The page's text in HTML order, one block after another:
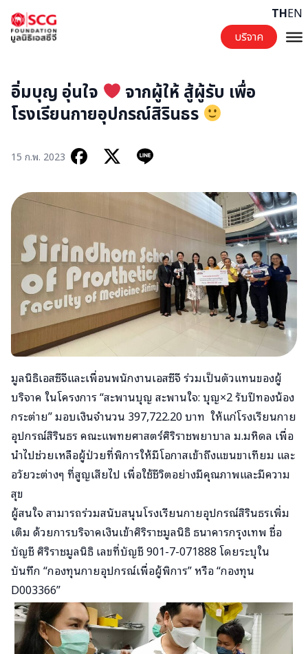
บริจาค
THEN
อิ่มบุญ อุ่นใจ
จากผู้ให้ สู้ผู้รับ เพื่อ
โรงเรียนกายอุปกรณ์สิรินธร
15 ก.พ. 2023
มูลนิธิเอสซีจีและเพื่อนพนักงานเอสซีจี ร่วมเป็นตัวแทนของผู้
บริจาค ในโครงการ “สะพานบุญ​ สะพานใจ: บุญ×2​ รับปีทองน้อง
กระต่าย” มอบเงินจำนวน​ 397,722.20 บาท​ ​ ให้แก่​โรงเรียนกาย
อุปกรณ์สิรินธร​ คณะแพทยศาสตร์​ศิริราชพยาบาล​ ม.มหิดล​ เพื่อ
นำไปช่วยเหลือผู้ป่วยที่พิการให้มีโอกาสเข้าถึงแขนขาเทียม และ
อวัยวะต่างๆ ที่สูญเสียไป เพื่อใช้ชีวิตอย่างมีคุณภาพและมีความ
สุข
ผู้สนใจ สามารถร่วมสนับสนุนโรงเรียนกายอุปกรณ์สิรินธรเพิ่ม
เติม ด้วยการบริจาคเงินเข้าศิริราชมูลนิธิ ธนาคารกรุงเทพ ชื่อ
บัญชี ศิริราชมูลนิธิ เลขที่บัญชี 901-7-071888 โดยระบุใน
บันทึก “กองทุนกายอุปกรณ์เพื่อผู้พิการ” หรือ “กองทุน
D003366”